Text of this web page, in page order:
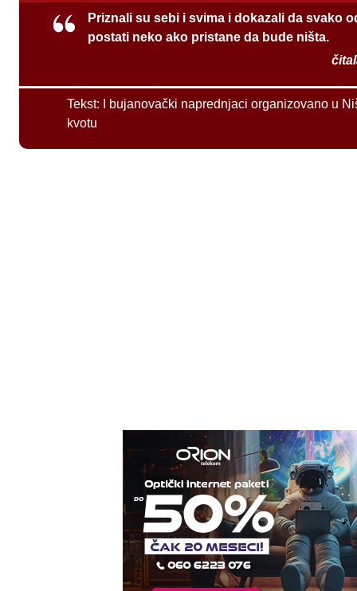
Priznali su sebi i svima i dokazali da svako
postati neko ako pristane da bude ništa.
Tekst:
I bujanovački naprednjaci organizovano u
kvotu